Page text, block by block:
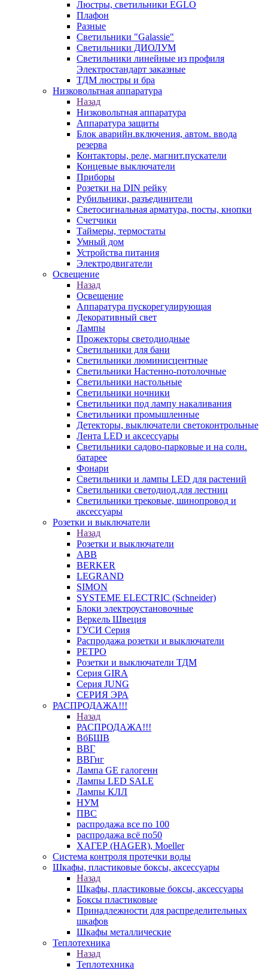
Люстры, светильники EGLO
Плафон
Разные
Светильники "Galassie"
Светильники ДИОЛУМ
Светильники линейные из профиля
Электростандарт заказные
ТДМ люстры и бра
Низковольтная аппаратура
Назад
Низковольтная аппаратура
Аппаратура защиты
Блок аварийн.включения, автом. ввода
резерва
Контакторы, реле, магнит.пускатели
Концевые выключатели
Приборы
Розетки на DIN рейку
Рубильники, разъединители
Светосигнальная арматура, посты, кнопки
Счетчики
Таймеры, термостаты
Умный дом
Устройства питания
Электродвигатели
Освещение
Назад
Освещение
Аппаратура пускорегулирующая
Декоративный свет
Лампы
Прожекторы светодиодные
Светильники для бани
Светильники люминисцентные
Светильники Настенно-потолочные
Светильники настольные
Светильники ночники
Светильники под лампу накаливания
Светильники промышленные
Детекторы, выключатели светоконтрольные
Лента LED и аксессуары
Светильники садово-парковые и на солн.
батарее
Фонари
Светильники и лампы LED для растений
Светильники светодиод.для лестниц
Светильники трековые, шинопровод и
аксессуары
Розетки и выключатели
Назад
Розетки и выключатели
ABB
BERKER
LEGRAND
SIMON
SYSTEME ELECTRIC (Schneider)
Блоки электроустановочные
Веркель Швеция
ГУСИ Серия
Распродажа розетки и выключатели
РЕТРО
Розетки и выключатели ТДМ
Серия GIRA
Серия JUNG
СЕРИЯ ЭРА
РАСПРОДАЖА!!!
Назад
РАСПРОДАЖА!!!
ВбБШВ
ВВГ
ВВГнг
Лампа GE галогенн
Лампы LED SALE
Лампы КЛЛ
НУМ
ПВС
распродажа все по 100
распродажа всё по50
ХАГЕР (HAGER), Moeller
Система контроля протечки воды
Шкафы, пластиковые боксы, аксессуары
Назад
Шкафы, пластиковые боксы, аксессуары
Боксы пластиковые
Принадлежности для распределительных
шкафов
Шкафы металлические
Теплотехника
Назад
Теплотехника